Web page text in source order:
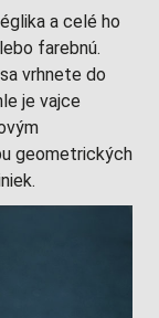
a celé ho
farebnú.
vrhnete do
je vajce
geometrických